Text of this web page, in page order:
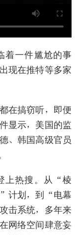
着一件尴尬的事
现在推特等多家
在搞窃听，即便
显示，美国的监
、韩国高级官员
上热搜。从“棱
计划，到“电幕
系统，多年来
网络空间肆意妄